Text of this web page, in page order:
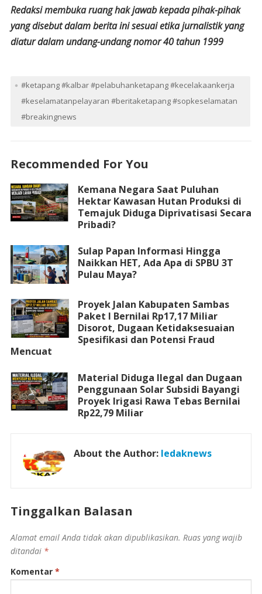
Redaksi membuka ruang hak jawab kepada pihak-pihak
yang disebut dalam berita ini sesuai etika jurnalistik yang
diatur dalam undang-undang nomor 40 tahun 1999
#ketapang #kalbar #pelabuhanketapang #kecelakaankerja
#keselamatanpelayaran #beritaketapang #sopkeselamatan
#breakingnews
Recommended For You
Kemana Negara Saat Puluhan
Hektar Kawasan Hutan Produksi di
Temajuk Diduga Diprivatisasi Secara
Pribadi?
Sulap Papan Informasi Hingga
Naikkan HET, Ada Apa di SPBU 3T
Pulau Maya?
Proyek Jalan Kabupaten Sambas
Paket I Bernilai Rp17,17 Miliar
Disorot, Dugaan Ketidaksesuaian
Spesifikasi dan Potensi Fraud
Mencuat
Material Diduga Ilegal dan Dugaan
Penggunaan Solar Subsidi Bayangi
Proyek Irigasi Rawa Tebas Bernilai
Rp22,79 Miliar
About the Author: ledaknews
Tinggalkan Balasan
Alamat email Anda tidak akan dipublikasikan. Ruas yang wajib
ditandai *
Komentar *